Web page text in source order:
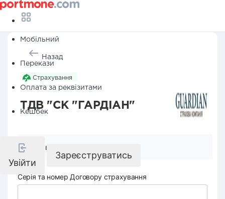
Мобільний
Перекази
Оплата за реквізитами
Кешбек
Увійти
Зареєструватись
Назад
Страхування
ТДВ "СК "ГАРДІАН"
Реквізити компанії
Серія та номер Договору страхування